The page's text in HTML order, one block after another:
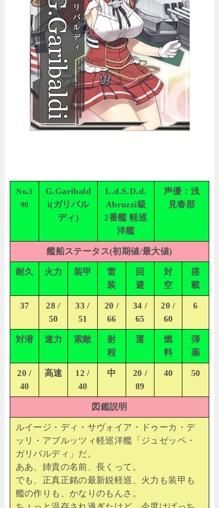
No.3
90
G.Garibald
i(ガリバル
ディ)
L.d.S.D.d.
Abruzzi級
2番艦 軽巡
洋艦
声優：浅
見春那
艦船ステータス(初期値/最大値)
耐久 火力 装甲
雷
装
回
避
対
空
搭
載
37
28 /
50
33 /
51
20 /
66
34 /
65
20 /
60
6
対潜 速力 索敵
射
程
運
燃
料
弾
薬
20 /
40
高速
12 /
40
中
20 /
89
40 50
図鑑説明
ルイージ・ディ・サヴォイア・ドゥーカ・デ
ッリ・アブルッツィ軽巡洋艦「ジュゼッペ・
ガリバルディ」だ。
ああ、姉貴の名前、長くって。
でも、正真正銘の最新鋭軽巡、火力も装甲も
艦の作りも、かなりのもんさ。